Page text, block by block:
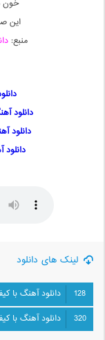
خون
این
منبع:
دانلود
دانلود
لینک های دانلود
128
دانلود آهنگ با
320
دانلود آهنگ با